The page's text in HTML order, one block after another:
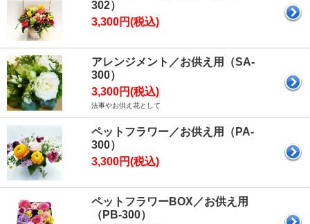
302）
3,300円(税込)
アレンジメント／お供え用（SA-
300）
3,300円(税込)
法事やお供え花として
ペットフラワー／お供え用（PA-
300）
3,300円(税込)
ペットフラワーBOX／お供え用
（PB-300）